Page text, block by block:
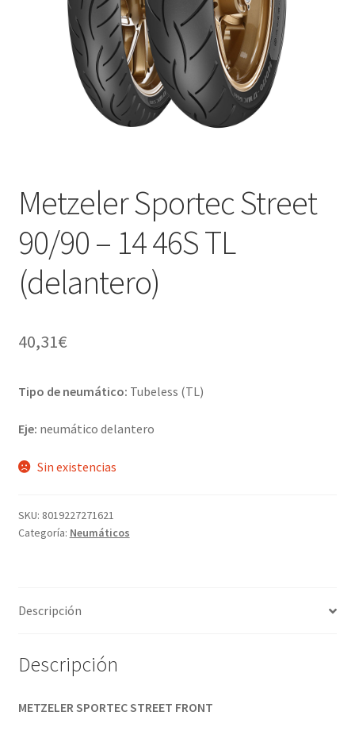
Metzeler Sportec Street
90/90 – 14 46S TL
(delantero)
40,31€
Tipo de neumático: Tubeless (TL)
Eje: neumático delantero
Sin existencias
SKU: 8019227271621
Categoría: Neumáticos
Descripción
Descripción
METZELER SPORTEC STREET FRONT